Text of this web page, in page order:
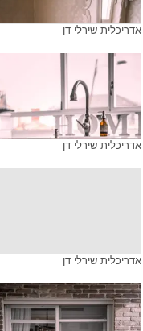
אדריכלית שירלי דן
אדריכלית שירלי דן
אדריכלית שירלי דן